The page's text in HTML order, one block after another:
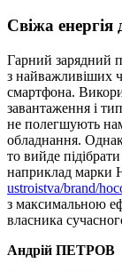
Свіжа
Гарний зарядний
з найважливіших
смартфона.
завантаження і
не полегшують
обладнання.
то вийде
наприклад марки
ustroistva/brand/
з максимальною
власника
Андрій ПЕТРОВ